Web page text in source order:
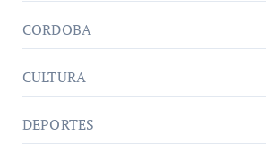
CORDOBA
CULTURA
DEPORTES